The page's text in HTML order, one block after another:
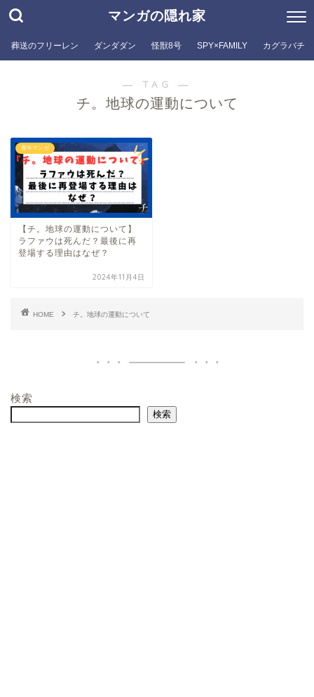
マンガの隠れ家
葬送のフリーレン ダンダダン 怪獣8号 SPY×FAMILY カグラバチ
― TAG ―
チ。地球の運動について
青年マンガ
【チ。地球の運動について】
ラファウは死んだ？最後に再
登場する理由はなぜ？
2024年11月4日
HOME チ。地球の運動について
検索
検索